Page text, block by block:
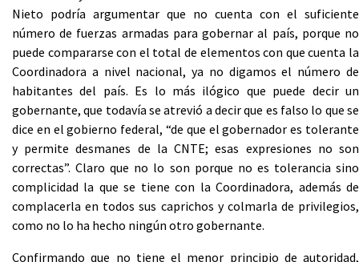
Nieto podría argumentar que no cuenta con el suficiente
número de fuerzas armadas para gobernar al país, porque no
puede compararse con el total de elementos con que cuenta la
Coordinadora a nivel nacional, ya no digamos el número de
habitantes del país. Es lo más ilógico que puede decir un
gobernante, que todavía se atrevió a decir que es falso lo que se
dice en el gobierno federal, “de que el gobernador es tolerante
y permite desmanes de la CNTE; esas expresiones no son
correctas”. Claro que no lo son porque no es tolerancia sino
complicidad la que se tiene con la Coordinadora, además de
complacerla en todos sus caprichos y colmarla de privilegios,
como no lo ha hecho ningún otro gobernante.
Confirmando que no tiene el menor principio de autoridad,